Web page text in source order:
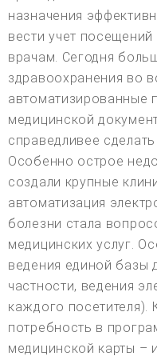
назначения
вести учет
врачам. Сегодня
здравоохранения во
автоматизированные
медицинской
справедливее
Особенно острое
создали крупные
автоматизация
болезни стала
медицинских услуг.
ведения единой базы
частности, ведения
каждого посетителя).
потребность в
медицинской карты –